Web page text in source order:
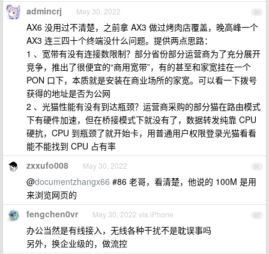
90
admincrj May 30, 2022
AX6 没用过不清楚，之前拿 AX3 做过烤肉店覆盖，晚高峰一个
AX3 连三四十个终端没什么问题。提供两点思路：
1 、宽带有没有连接数限制？部分省份部分运营商为了充分展开
竞争，推出了很便宜的“商用宽带”，有的甚至和家宽挂在一个
PON 口下，本质就是安装在商业场所的家宽。可以看一下拨号
获得的地址是否为公网
2 、光猫性能有没有到达瓶颈？运营商采购的部分猫在路由模式
下有硬件加速，但在桥接模式下就没有了，数据转发纯靠 CPU
硬抗，CPU 到瓶颈了就开始卡，用普通用户权限登录光猫看看
能不能找到 CPU 占有率
91
zxxufo008 May 30, 2022
@documentzhangx66 #86 老哥，看清楚，他说的 100M 是用
来浏览网页的
92
fengchen0vr May 30, 2022 via iPhone
办公当然是有线接入，无线各种干扰不是耽误事吗
另外，换企业级的，做流控